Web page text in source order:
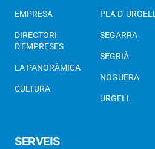
EMPRESA
DIRECTORI
D'EMPRESES
LA PANORÀMICA
CULTURA
PLA D' URGELL
SEGARRA
SEGRIÀ
NOGUERA
URGELL
SERVEIS